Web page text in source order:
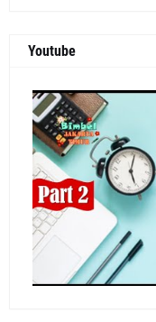
Youtube